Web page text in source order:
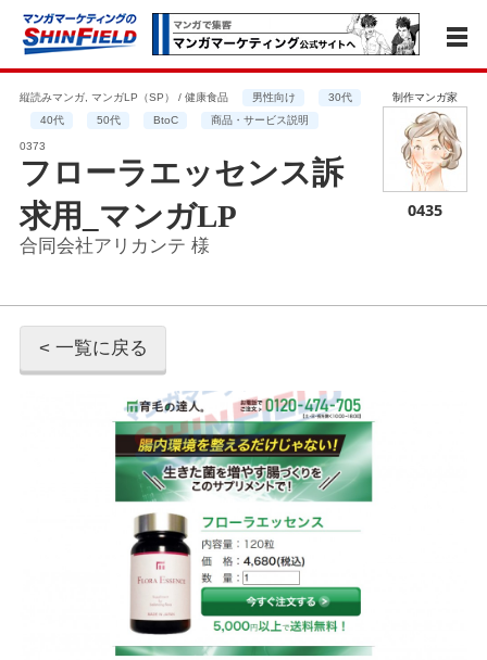
縦読みマンガ, マンガLP（SP） / 健康食品 男性向け
30代
40代
50代 BtoC 商品・サービス説明
0373
フローラエッセンス訴
求用_マンガLP
合同会社アリカンテ 様
制作マンガ家
0435
< 一覧に戻る